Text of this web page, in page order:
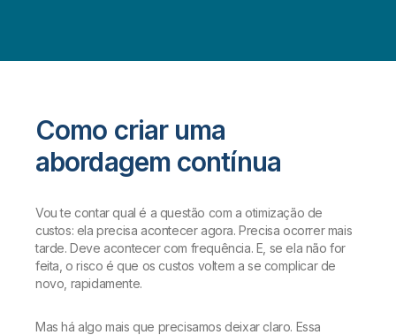
Como criar uma
abordagem contínua
Vou te contar qual é a questão com a otimização de
custos: ela precisa acontecer agora. Precisa ocorrer mais
tarde. Deve acontecer com frequência. E, se ela não for
feita, o risco é que os custos voltem a se complicar de
novo, rapidamente.
Mas há algo mais que precisamos deixar claro. Essa